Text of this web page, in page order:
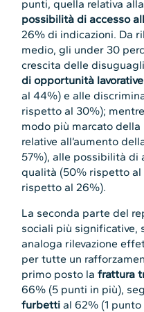
punti, quella relativa
possibilità di accesso
26% di indicazioni. Da
medio, gli under 30
crescita delle
di opportunità
al 44%) e alle
rispetto al 30%);
modo più marcato
relative all’aumento
57%), alle possibilità di
qualità (50% rispetto al
rispetto al 26%).
La seconda parte del
sociali più significative,
analoga rilevazione
per tutte un
primo posto lafrattura
66% (5 punti in più),
furbetti al 62% (1